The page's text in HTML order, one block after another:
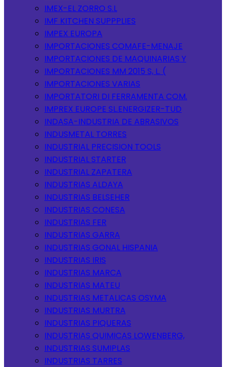
IMEX-EL ZORRO S.L
IMF KITCHEN SUPPPLIES
IMPEX EUROPA
IMPORTACIONES COMAFE-MENAJE
IMPORTACIONES DE MAQUINARIAS Y
IMPORTACIONES MM 2015 S, L. (
IMPORTACIONES VARIAS
IMPORTATORI DI FERRAMENTA COM.
IMPREX EUROPE SL.ENERGIZER-TUD
INDASA-INDUSTRIA DE ABRASIVOS
INDUSMETAL TORRES
INDUSTRIAL PRECISION TOOLS
INDUSTRIAL STARTER
INDUSTRIAL ZAPATERA
INDUSTRIAS ALDAYA
INDUSTRIAS BELSEHER
INDUSTRIAS CONESA
INDUSTRIAS FER
INDUSTRIAS GARRA
INDUSTRIAS GONAL HISPANIA
INDUSTRIAS IRIS
INDUSTRIAS MARCA
INDUSTRIAS MATEU
INDUSTRIAS METALICAS OSYMA
INDUSTRIAS MURTRA
INDUSTRIAS PIQUERAS
INDUSTRIAS QUIMICAS LOWENBERG,
INDUSTRIAS SUMIPLAS
INDUSTRIAS TARRES